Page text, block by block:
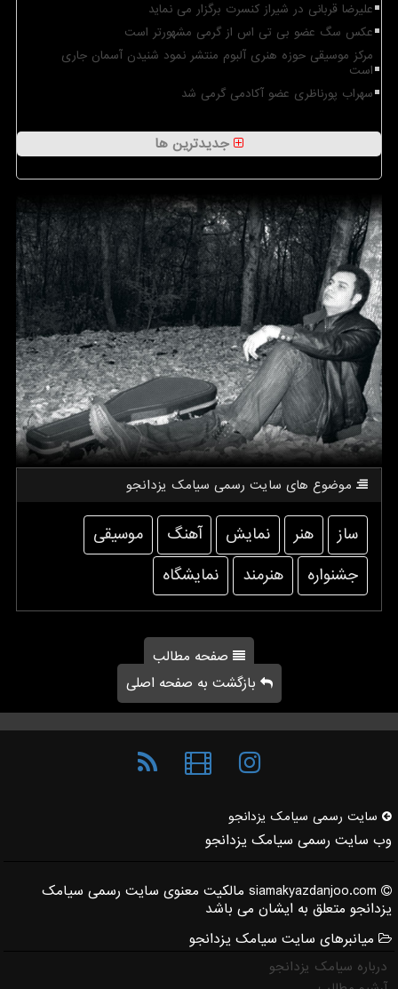
علیرضا قربانی در شیراز کنسرت برگزار می نماید
عکس سگ عضو بی تی اس از گرمی مشهورتر است
مرکز موسیقی حوزه هنری آلبوم منتشر نمود شنیدن آسمان جاری
است
سهراب پورناظری عضو آکادمی گرمی شد
جدیدترین ها
موضوع های سایت رسمی سیامك یزدانجو
ساز هنر نمایش آهنگ
موسیقی
جشنواره
هنرمند نمایشگاه
صفحه مطالب
بازگشت به صفحه اصلی
سایت رسمی سیامك یزدانجو
وب سایت رسمی سیامک یزدانجو
siamakyazdanjoo.com مالکیت معنوی سایت رسمی سیامک
یزدانجو متعلق به ایشان می باشد
میانبرهای سایت سیامک یزدانجو
درباره سیامک یزدانجو